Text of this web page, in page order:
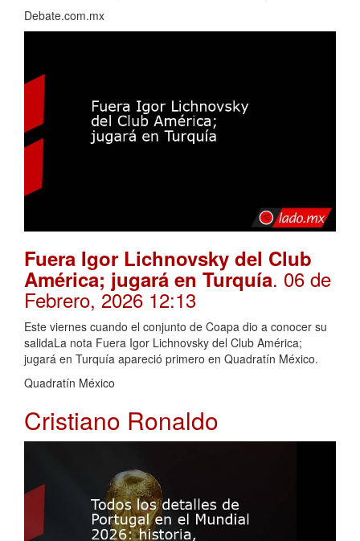
Debate.com.mx
Fuera Igor Lichnovsky del Club
América; jugará en Turquía. 06 de
Febrero, 2026 12:13
Este viernes cuando el conjunto de Coapa dio a conocer su
salidaLa nota Fuera Igor Lichnovsky del Club América;
jugará en Turquía apareció primero en Quadratín México.
Quadratín México
Cristiano Ronaldo